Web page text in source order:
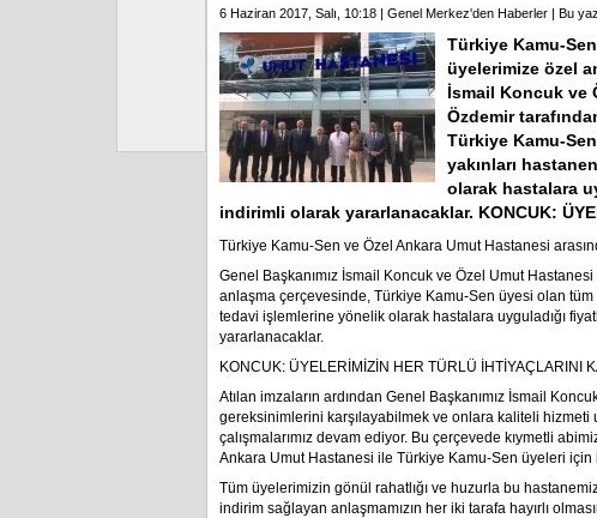
6 Haziran 2017, Salı, 10:18 | Genel Merkez'den Haberler | Bu
Türkiye Kamu-
üyelerimize özel
İsmail Koncuk ve
Özdemir
Türkiye Kamu-
yakınları
olarak hastalara
indirimli olarak yararlanacaklar. KONCUK:
Türkiye Kamu-Sen ve Özel Ankara Umut Hastanesi
Genel Başkanımız İsmail Koncuk ve Özel Umut
anlaşma çerçevesinde, Türkiye Kamu-Sen üyesi olan tüm
tedavi işlemlerine yönelik olarak hastalara uyguladığı
yararlanacaklar.
KONCUK: ÜYELERİMİZİN HER TÜRLÜ İHTİYAÇLARINI
Atılan imzaların ardından Genel Başkanımız İsmail
gereksinimlerini karşılayabilmek ve onlara kaliteli
çalışmalarımız devam ediyor. Bu çerçevede kıymetli
Ankara Umut Hastanesi ile Türkiye Kamu-Sen üyeleri için
Tüm üyelerimizin gönül rahatlığı ve huzurla bu
indirim sağlayan anlaşmamızın her iki tarafa hayırlı